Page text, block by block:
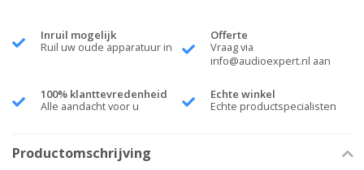
Inruil mogelijk
Ruil uw oude apparatuur in
Offerte
Vraag via
info@audioexpert.nl aan
100% klanttevredenheid
Alle aandacht voor u
Echte winkel
Echte productspecialisten
Productomschrijving